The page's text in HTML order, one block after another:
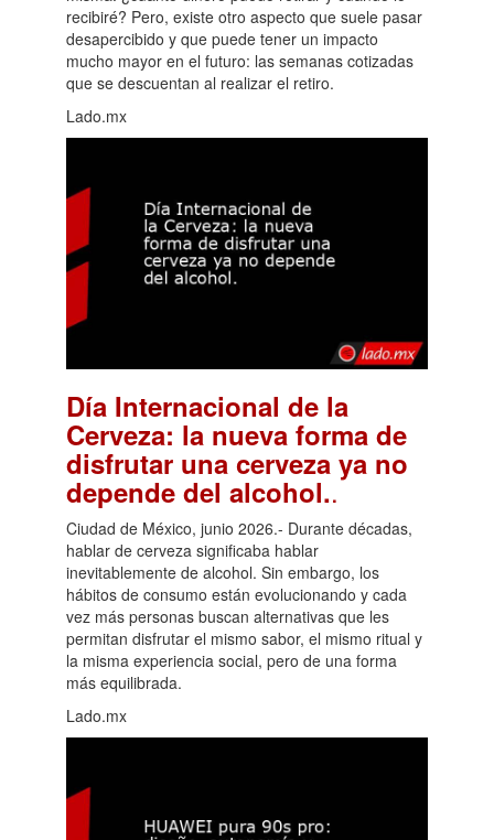
recibiré? Pero, existe otro aspecto que suele pasar
desapercibido y que puede tener un impacto
mucho mayor en el futuro: las semanas cotizadas
que se descuentan al realizar el retiro.
Lado.mx
Día Internacional de la
Cerveza: la nueva forma de
disfrutar una cerveza ya no
depende del alcohol..
Ciudad de México, junio 2026.- Durante décadas,
hablar de cerveza significaba hablar
inevitablemente de alcohol. Sin embargo, los
hábitos de consumo están evolucionando y cada
vez más personas buscan alternativas que les
permitan disfrutar el mismo sabor, el mismo ritual y
la misma experiencia social, pero de una forma
más equilibrada.
Lado.mx